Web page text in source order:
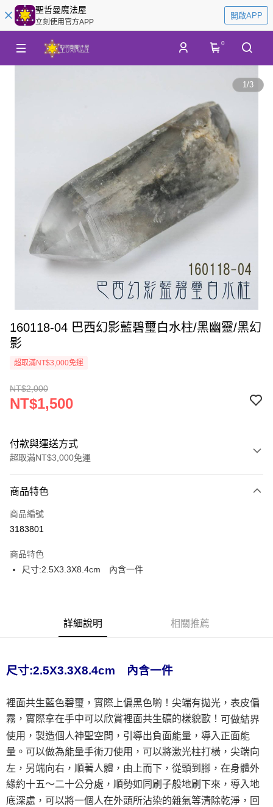
聖哲曼魔法屋
立刻使用官方APP
開啟APP
0
1/3
160118-04 巴西幻影藍碧璽白水柱/黑幽靈/黑幻
影
超取滿NT$3,000免運
NT$2,000
NT$1,500
付款與運送方式
超取滿NT$3,000免運
信用卡一次付款
超商取貨付款
Apple Pay
運送方式
每筆NT$80，滿NT$3,000(含以上)免運費
7-11取貨付款
每筆NT$80，滿NT$3,000(含以上)免運費
賣家宅配幫您送（台灣）
每筆NT$80，滿NT$3,000(含以上)免運費
郵局幫你送（離島）
商品特色
商品編號
3183801
商品特色
尺寸:2.5X3.3X8.4cm 內含一件
詳細說明 相關推薦
尺寸:2.5X3.3X8.4cm 內含一件
裡面共生藍色碧璽，實際上偏黑色喲！尖端有拋光，表皮偏
霧，實際拿在手中可以欣賞裡面共生礦的樣貌歐！ 可做結界
使用，製造個人神聖空間，引導出負面能量，導入正面能
量。可以做為能量手術刀使用，可以將激光柱打橫，尖端向
左，另端向右，順著人體，由上而下，從頭到腳，在身體外
緣約十五～二十公分處，順勢如同刷子般地刷下來，導入地
底深處，可以將一個人在外頭所沾染的雜氣等清除乾淨，回